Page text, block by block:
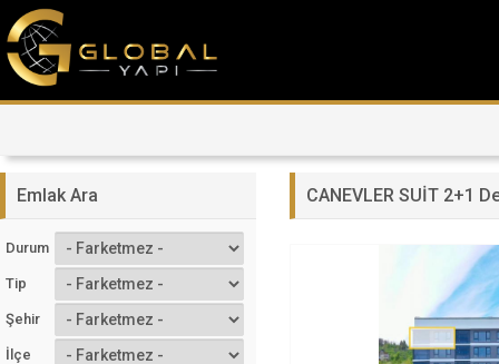
Emlak Ara
Durum
Tip
Şehir
İlçe
CANEVLER SUİT 2+1